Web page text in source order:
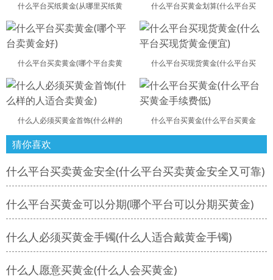
什么平台买纸黄金(从哪里买纸黄 什么平台买黄金划算(什么平台买
什么平台买卖黄金(哪个平台卖黄 什么平台买现货黄金(什么平台买
什么人必须买黄金首饰(什么样的 什么平台买黄金(什么平台买黄金
猜你喜欢
什么平台买卖黄金安全(什么平台买卖黄金安全又可靠)
什么平台买黄金可以分期(哪个平台可以分期买黄金)
什么人必须买黄金手镯(什么人适合戴黄金手镯)
什么人愿意买黄金(什么人会买黄金)